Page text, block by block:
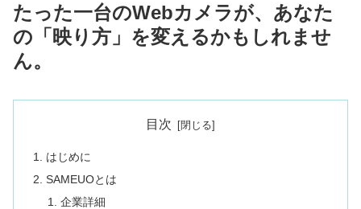
たった一台のWebカメラが、あなた
の「映り方」を変えるかもしれませ
ん。
目次
はじめに
SAMEUOとは
企業詳細